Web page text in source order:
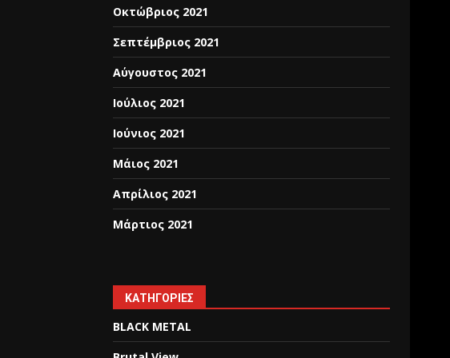
Οκτώβριος 2021
Σεπτέμβριος 2021
Αύγουστος 2021
Ιούλιος 2021
Ιούνιος 2021
Μάιος 2021
Απρίλιος 2021
Μάρτιος 2021
KΑΤΗΓΟΡΊΕΣ
BLACK METAL